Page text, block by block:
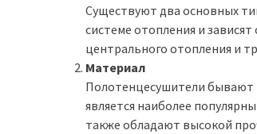
Существуют два основных
системе отопления и
центрального отопления и
Материал
Полотенцесушители бывают
является наиболее
также обладают высокой